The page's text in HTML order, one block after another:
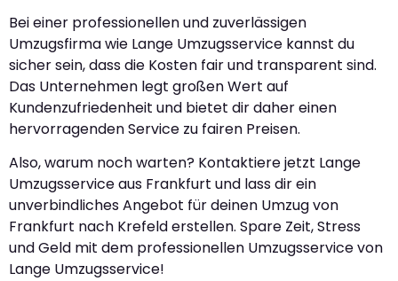
Bei einer professionellen und zuverlässigen
Umzugsfirma wie Lange Umzugsservice kannst du
sicher sein, dass die Kosten fair und transparent sind.
Das Unternehmen legt großen Wert auf
Kundenzufriedenheit und bietet dir daher einen
hervorragenden Service zu fairen Preisen.
Also, warum noch warten? Kontaktiere jetzt Lange
Umzugsservice aus Frankfurt und lass dir ein
unverbindliches Angebot für deinen Umzug von
Frankfurt nach Krefeld erstellen. Spare Zeit, Stress
und Geld mit dem professionellen Umzugsservice von
Lange Umzugsservice!